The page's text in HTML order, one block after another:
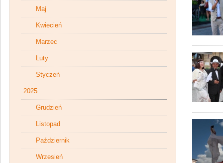
Maj
Kwiecień
Marzec
Luty
Styczeń
2025
Grudzień
Listopad
Październik
Wrzesień